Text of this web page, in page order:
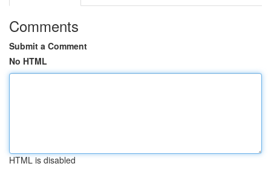
Comments
Submit a Comment
No HTML
HTML is disabled